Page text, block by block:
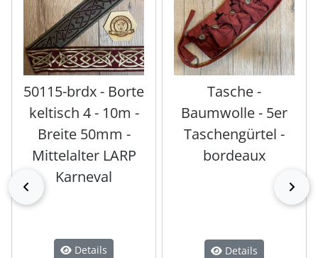
zurück
50115-brdx - Borte
keltisch 4 - 10m -
Breite 50mm -
Mittelalter LARP
Karneval
Details
Tasche -
Baumwolle - 5er
Taschengürtel -
bordeaux
Details